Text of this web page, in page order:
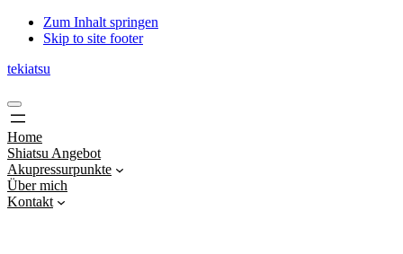
Zum Inhalt springen
Skip to site footer
tekiatsu
Shiatsu
bringt
Energie
in
Fluss...
Menu
Home
Shiatsu Angebot
Akupressurpunkte
Über mich
Kontakt